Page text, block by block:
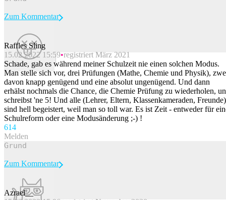
Beitrag melden
Zum Kommentar
Raffles Sling
15.02.2022 15:59 registriert März 2021
Schade, gab es während meiner Schulzeit nie einen solchen Modus.
Man stelle sich vor, drei Prüfungen (Mathe, Chemie und Physik),
davon knapp genügend und eine absolut ungenügend. Und dann
erhälst nochmals die Chance, die Chemie Prüfung zu wiederholen,
schreibst 'ne 5! Und alle (Lehrer, Eltern, Klassenkameraden, Freunde)
sind hell begeistert, weil man so toll war. Es ist Zeit - entweder für
Schulreform oder eine Modusänderung ;-) !
614
Melden
Zum Kommentar
Azrael__